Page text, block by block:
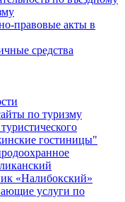
правовые акты в
средства
по туризму
гостиницы"
«Налибокский»
услуги по